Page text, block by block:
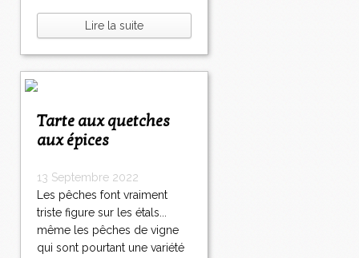
Lire la suite
Tarte aux quetches
aux épices
13 Septembre 2022
Les pêches font vraiment
triste figure sur les étals...
même les pêches de vigne
qui sont pourtant une variété